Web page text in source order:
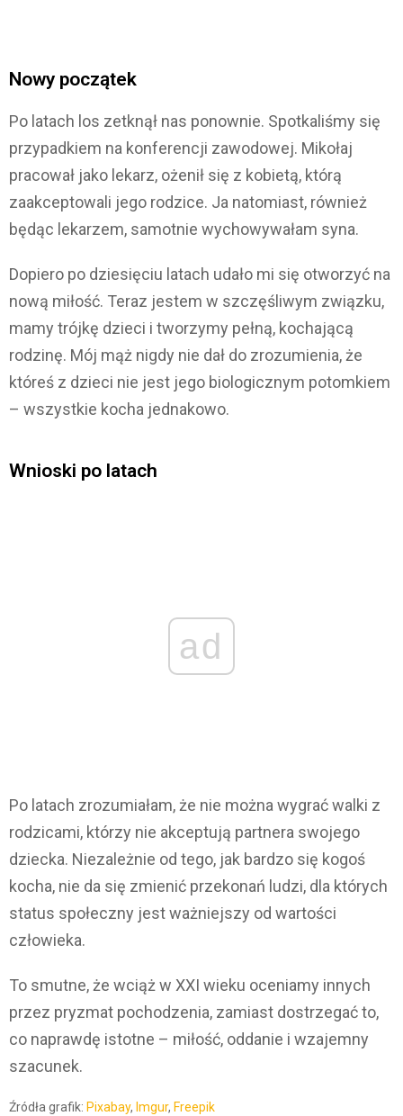
Nowy początek
Po latach los zetknął nas ponownie. Spotkaliśmy się
przypadkiem na konferencji zawodowej. Mikołaj
pracował jako lekarz, ożenił się z kobietą, którą
zaakceptowali jego rodzice. Ja natomiast, również
będąc lekarzem, samotnie wychowywałam syna.
Dopiero po dziesięciu latach udało mi się otworzyć na
nową miłość. Teraz jestem w szczęśliwym związku,
mamy trójkę dzieci i tworzymy pełną, kochającą
rodzinę. Mój mąż nigdy nie dał do zrozumienia, że
któreś z dzieci nie jest jego biologicznym potomkiem
– wszystkie kocha jednakowo.
Wnioski po latach
ad
Po latach zrozumiałam, że nie można wygrać walki z
rodzicami, którzy nie akceptują partnera swojego
dziecka. Niezależnie od tego, jak bardzo się kogoś
kocha, nie da się zmienić przekonań ludzi, dla których
status społeczny jest ważniejszy od wartości
człowieka.
To smutne, że wciąż w XXI wieku oceniamy innych
przez pryzmat pochodzenia, zamiast dostrzegać to,
co naprawdę istotne – miłość, oddanie i wzajemny
szacunek.
Źródła grafik: Pixabay, Imgur, Freepik